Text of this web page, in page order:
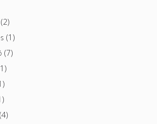
(2)
(1)
(7)
(4)